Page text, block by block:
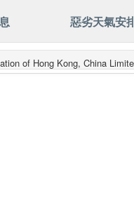
惡劣天氣安
of Hong Kong, China